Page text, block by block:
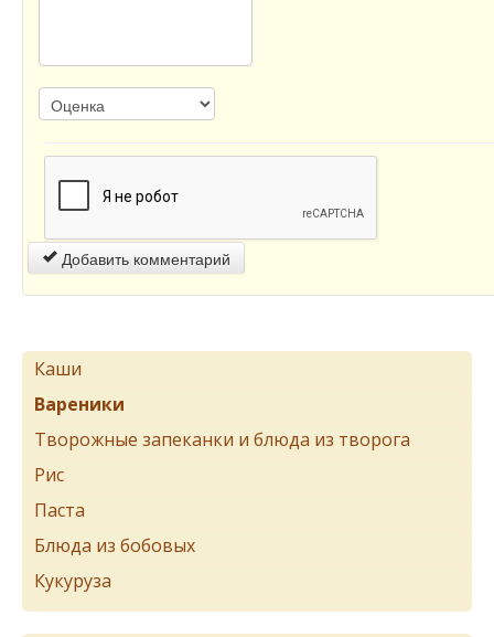
Добавить комментарий
Каши
Вареники
Творожные запеканки и блюда из творога
Рис
Паста
Блюда из бобовых
Кукуруза